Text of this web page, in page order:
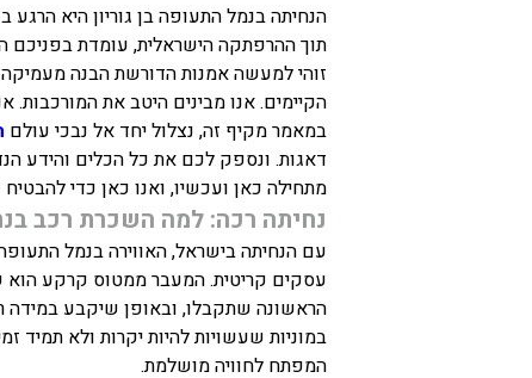
הנחיתה בנמל התעופה בן גוריון היא
תוך ההרפתקה הישראלית, עומדת בפניכם
זוהי למעשה אמנות הדורשת הבנה
הקיימים. אנו מבינים היטב את המורכבות.
במאמר מקיף זה, נצלול יחד אל נבכי עולם
דאגות. ונספק לכם את כל הכלים והידע
מתחילה כאן ועכשיו, ואנו כאן כדי
נחיתה רכה: למה השכרת רכב
עם הנחיתה בישראל, האווירה בנמל
עסקים קריטית. המעבר ממטוס קרקע הוא
הראשונה שתקבלו, ובאופן שיקבע במידה
במוניות שעשויות להיות יקרות ולא
המפתח לחוויה מושלמת.